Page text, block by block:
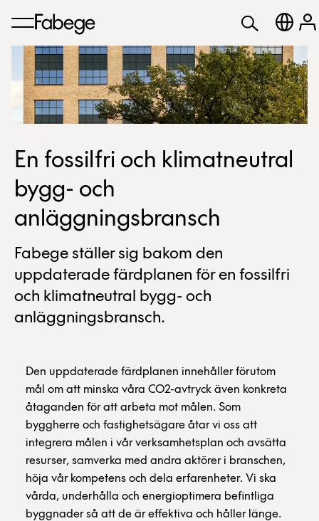
En fossilfri och klimatneutral
bygg- och
anläggningsbransch
Fabege ställer sig bakom den
uppdaterade färdplanen för en fossilfri
och klimatneutral bygg- och
anläggningsbransch.
Den uppdaterade färdplanen innehåller förutom
mål om att minska våra CO2-avtryck även konkreta
åtaganden för att arbeta mot målen. Som
byggherre och fastighetsägare åtar vi oss att
integrera målen i vår verksamhetsplan och avsätta
resurser, samverka med andra aktörer i branschen,
höja vår kompetens och dela erfarenheter. Vi ska
vårda, underhålla och energioptimera befintliga
byggnader så att de är effektiva och håller länge.